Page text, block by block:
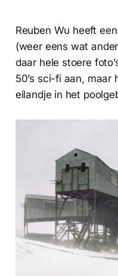
Reuben Wu heeft
(weer eens wat
daar hele stoere
50’s sci-fi aan, maar
eilandje in het